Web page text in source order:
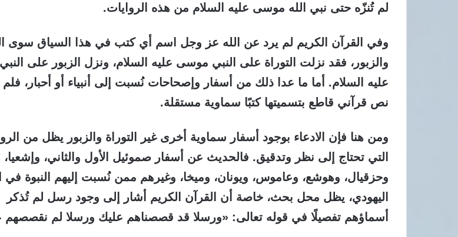
لم تُنزّه حتى نبي الله موسى عليه السلام من هذه الروايات.
وفي القرآن الكريم لم يرد عن الله عز وجل اسم أي كتب في هذا السياق سوى
والزبور، فقد نزلت التوراة على النبي موسى عليه السلام، ونزل الزبور على
عليه السلام. أما ما عدا ذلك من أسفار وإصحاحات نُسبت إلى أنبياء أو أحبار، فلم
نص قرآني قاطع بتسميتها كتبًا سماوية مستقلة.
ومن هنا فإن الادعاء بوجود أسفار سماوية أخرى غير التوراة والزبور يظل من
التي تحتاج إلى نظر وتدقيق. فالحديث عن أسفار صموئيل الأول والثاني، وإشعيا،
وحزقيال، وهوشع، وعاموس، ويونان، وميخا، وغيرهم ممن نُسبت إليهم النبوة في
اليهودي، يظل محل بحث، خاصة أن القرآن الكريم أشار إلى وجود رسل لم تُذكر
أسماؤهم تفصيلًا في قوله تعالى: «ورسلا قد قصصناهم عليك ورسلا لم نقصصهم